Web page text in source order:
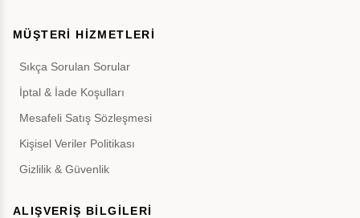
MÜŞTERİ HİZMETLERİ
Sıkça Sorulan Sorular
İptal & İade Koşulları
Mesafeli Satış Sözleşmesi
Kişisel Veriler Politikası
Gizlilik & Güvenlik
ALIŞVERİŞ BİLGİLERİ